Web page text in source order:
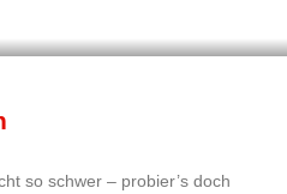
so schwer – probier’s doch